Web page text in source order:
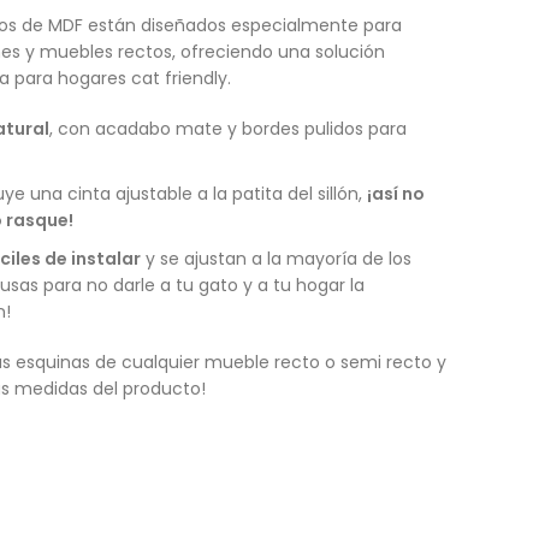
de MDF están diseñados especialmente para
y muebles rectos, ofreciendo una solución
para hogares cat friendly.
, con acadabo mate y bordes pulidos para
una cinta ajustable a la patita del sillón, ¡así no
de instalar y se ajustan a la mayoría de los
para no darle a tu gato y a tu hogar la
esquinas de cualquier mueble recto o semi recto y
medidas del producto!